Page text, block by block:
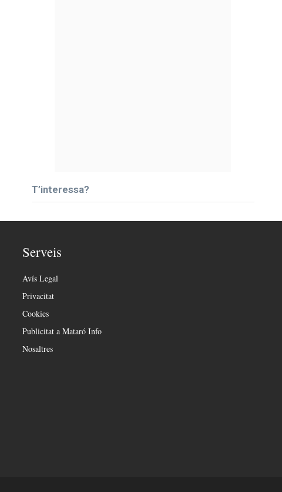
T’interessa?
Serveis
Avís Legal
Privacitat
Cookies
Publicitat a Mataró Info
Nosaltres